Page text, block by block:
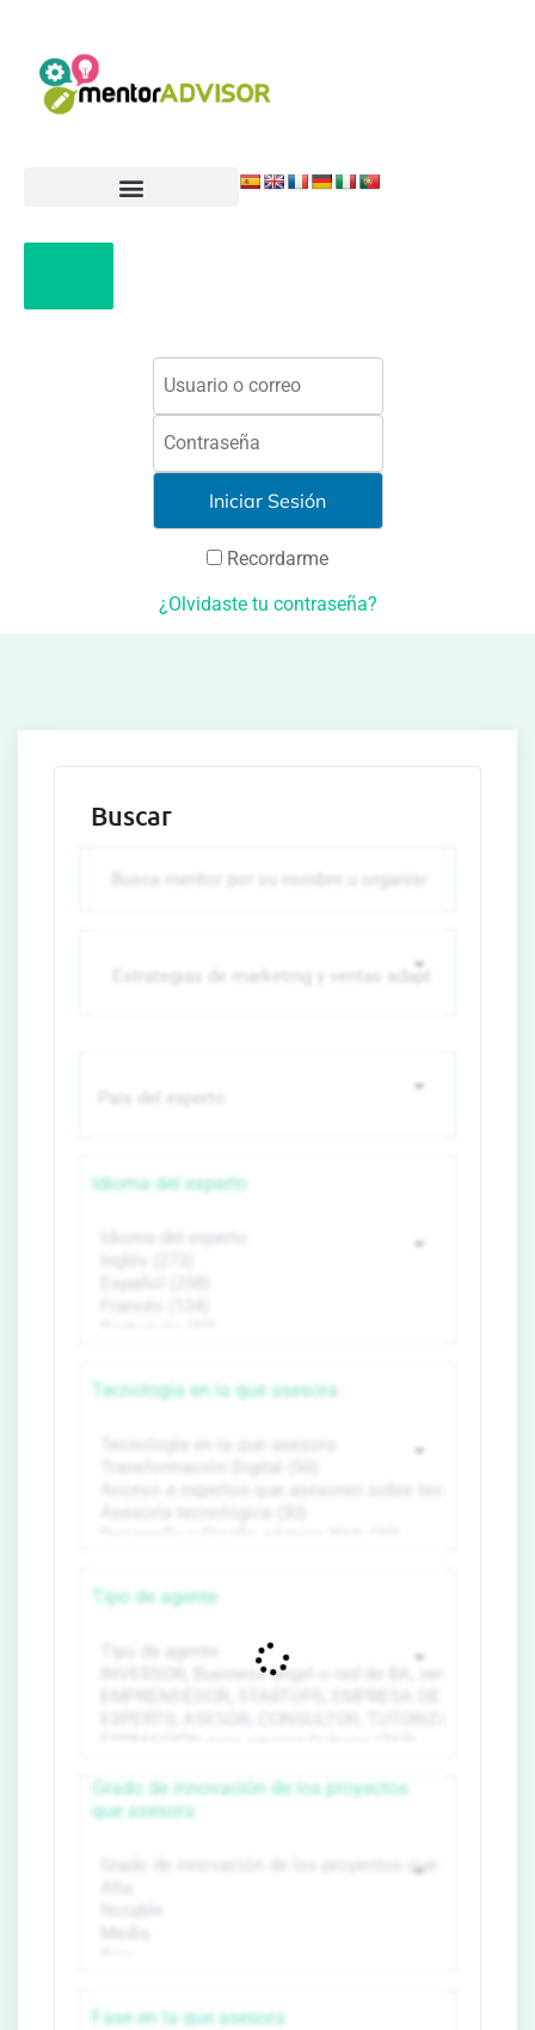
Recordarme
¿Olvidaste tu contraseña?
Buscar
Idioma del experto
Tecnología en la que asesora
Tipo de agente
Grado de innovación de los proyectos
que asesora
Fase en la que asesora